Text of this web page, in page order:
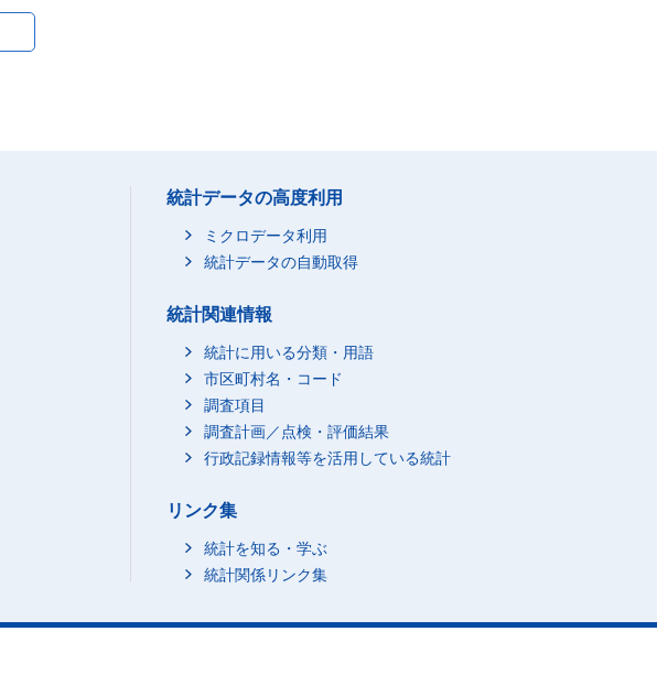
統計データの高度利用
ミクロデータ利用
統計データの自動取得
統計関連情報
統計に用いる分類・用語
市区町村名・コード
調査項目
調査計画／点検・評価結果
行政記録情報等を活用している統計
リンク集
統計を知る・学ぶ
統計関係リンク集